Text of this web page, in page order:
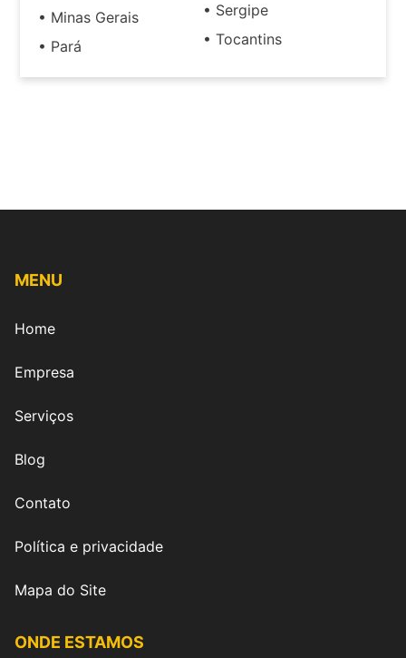
• Minas Gerais
• Pará
• Sergipe
• Tocantins
MENU
Home
Empresa
Serviços
Blog
Contato
Política e privacidade
Mapa do Site
ONDE ESTAMOS